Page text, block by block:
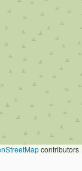
contributors